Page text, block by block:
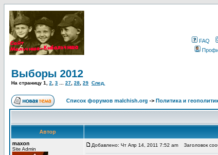
FAQ
Выборы 2012
На страницу 1 2 3 27 28 29 След.
Список форумов malchish.org -> Политика и
Автор
maxon
Site Admin
Добавлено: Чт Апр 14, 2011 7:52 am Заголовок